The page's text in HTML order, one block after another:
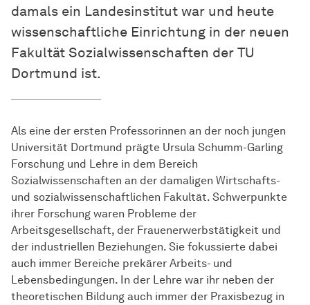
damals ein Landesinstitut war und heute
wissenschaftliche Einrichtung in der neuen
Fakultät Sozialwissenschaften der TU
Dortmund ist.
Als eine der ersten Professorinnen an der noch jungen
Universität Dortmund prägte Ursula Schumm-Garling
Forschung und Lehre in dem Bereich
Sozialwissenschaften an der damaligen Wirtschafts-
und sozialwissenschaftlichen Fakultät. Schwerpunkte
ihrer Forschung waren Probleme der
Arbeitsgesellschaft, der Frauenerwerbstätigkeit und
der industriellen Beziehungen. Sie fokussierte dabei
auch immer Bereiche prekärer Arbeits- und
Lebensbedingungen. In der Lehre war ihr neben der
theoretischen Bildung auch immer der Praxisbezug in